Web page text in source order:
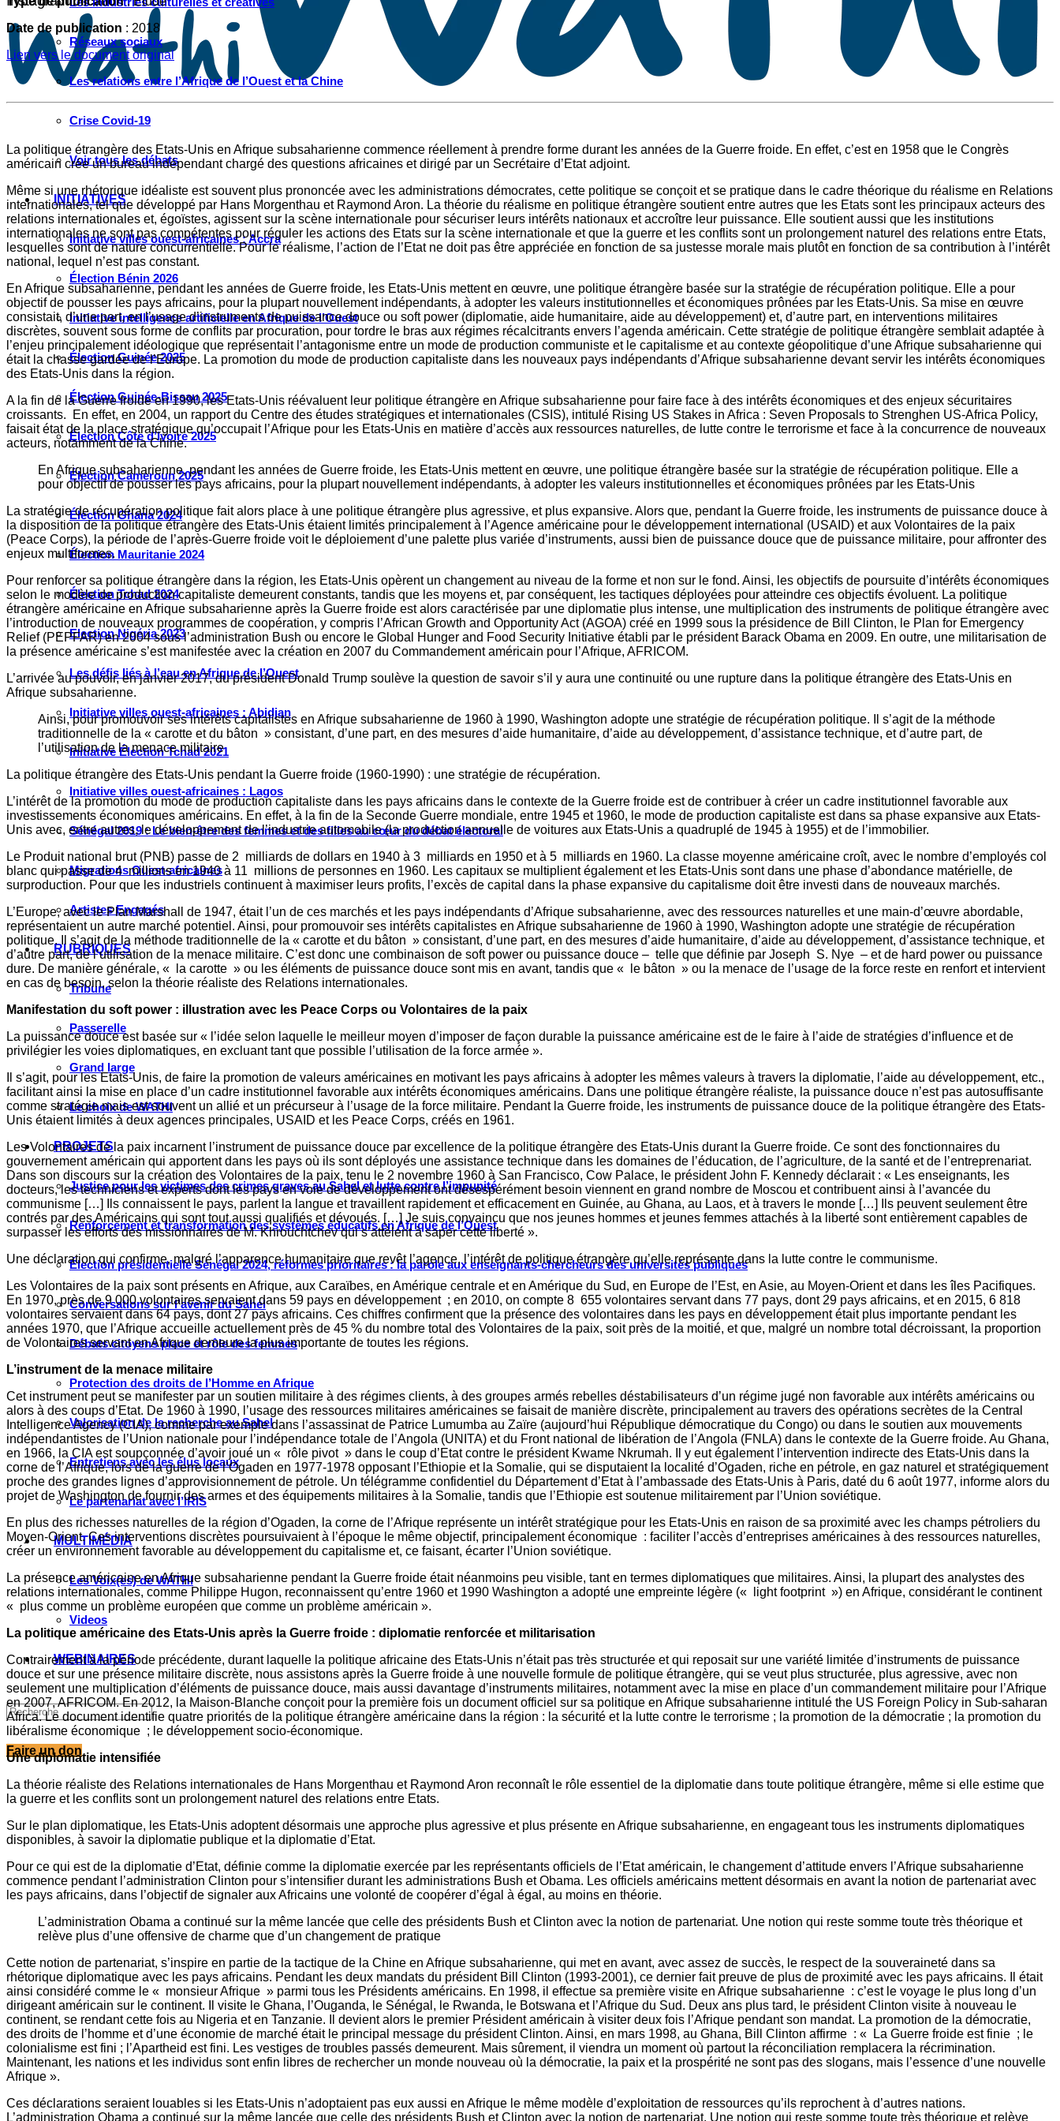
Réseaux sociaux
Les relations entre l’Afrique de l’Ouest et la Chine
Crise Covid-19
Voir tous les débats
INITIATIVES
Initiative villes ouest-africaines : Accra
Élection Bénin 2026
Initiative intelligence artificielle en Afrique de l’Ouest
Élection Guinée 2025
Élection Guinée-Bissau 2025
Élection Côte d’Ivoire 2025
Élection Cameroun 2025
Élection Ghana 2024
Élection Mauritanie 2024
Élection Tchad 2024
Election Nigéria 2023
Les défis liés à l’eau en Afrique de l’Ouest
Initiative villes ouest-africaines : Abidjan
Initiative Élection Tchad 2021
Initiative villes ouest-africaines : Lagos
Sénégal 2019 : Le bien-être des femmes et des filles au cœur du débat électoral
Migrations Ouest-africaines
Artistes Engagés
RUBRIQUES
Tribune
Passerelle
Grand large
Le choix de WATHI
PROJETS
Justice pour les victimes des crimes graves au Sahel et lutte contre l’impunité
Renforcement et transformation des systèmes éducatifs en Afrique de l’Ouest
Élection présidentielle Sénégal 2024, réformes prioritaires : la parole aux enseignants-chercheurs des universités publiques
Conversations sur l’avenir du Sahel
Débats citoyens place et rôle des femmes
Protection des droits de l’Homme en Afrique
Valorisation de la recherche au Sahel
Entretiens avec les élus locaux
Le partenariat avec l’IRIS
MULTIMÉDIA
Les Voix(es) de WATHI
Videos
WEBINAIRES
Faire un don
Date de publication : 2018
Lien vers le document original
La politique étrangère des Etats-Unis en Afrique subsaharienne commence réellement à prendre forme durant les années de la Guerre froide. En effet, c’est en 1958 que le Congrès
américain crée un bureau indépendant chargé des questions africaines et dirigé par un Secrétaire d’Etat adjoint.
Même si une rhétorique idéaliste est souvent plus prononcée avec les administrations démocrates, cette politique se conçoit et se pratique dans le cadre théorique du réalisme en Relations
internationales, tel que développé par Hans Morgenthau et Raymond Aron. La théorie du réalisme en politique étrangère soutient entre autres que les Etats sont les principaux acteurs des
relations internationales et, égoïstes, agissent sur la scène internationale pour sécuriser leurs intérêts nationaux et accroître leur puissance. Elle soutient aussi que les institutions
internationales ne sont pas compétentes pour réguler les actions des Etats sur la scène internationale et que la guerre et les conflits sont un prolongement naturel des relations entre Etats,
lesquelles sont de nature concurrentielle. Pour le réalisme, l’action de l’Etat ne doit pas être appréciée en fonction de sa justesse morale mais plutôt en fonction de sa contribution à l’intérêt
national, lequel n’est pas constant.
En Afrique subsaharienne, pendant les années de Guerre froide, les Etats-Unis mettent en œuvre, une politique étrangère basée sur la stratégie de récupération politique. Elle a pour
objectif de pousser les pays africains, pour la plupart nouvellement indépendants, à adopter les valeurs institutionnelles et économiques prônées par les Etats-Unis. Sa mise en œuvre
consistait, d’une part, en l’usage d’instruments de puissance douce ou soft power (diplomatie, aide humanitaire, aide au développement) et, d’autre part, en interventions militaires
discrètes, souvent sous forme de conflits par procuration, pour tordre le bras aux régimes récalcitrants envers l’agenda américain. Cette stratégie de politique étrangère semblait adaptée à
l’enjeu principalement idéologique que représentait l’antagonisme entre un mode de production communiste et le capitalisme et au contexte géopolitique d’une Afrique subsaharienne qui
était la chasse gardée de l’Europe. La promotion du mode de production capitaliste dans les nouveaux pays indépendants d’Afrique subsaharienne devant servir les intérêts économiques
des Etats-Unis dans la région.
A la fin de la Guerre froide en 1990, les Etats-Unis réévaluent leur politique étrangère en Afrique subsaharienne pour faire face à des intérêts économiques et des enjeux sécuritaires
croissants. En effet, en 2004, un rapport du Centre des études stratégiques et internationales (CSIS), intitulé Rising US Stakes in Africa : Seven Proposals to Strenghen US-Africa Policy,
faisait état de la place stratégique qu’occupait l’Afrique pour les Etats-Unis en matière d’accès aux ressources naturelles, de lutte contre le terrorisme et face à la concurrence de nouveaux
acteurs, notamment de la Chine.
En Afrique subsaharienne, pendant les années de Guerre froide, les Etats-Unis mettent en œuvre, une politique étrangère basée sur la stratégie de récupération politique. Elle a
pour objectif de pousser les pays africains, pour la plupart nouvellement indépendants, à adopter les valeurs institutionnelles et économiques prônées par les Etats-Unis
La stratégie de récupération politique fait alors place à une politique étrangère plus agressive, et plus expansive. Alors que, pendant la Guerre froide, les instruments de puissance douce à
la disposition de la politique étrangère des Etats-Unis étaient limités principalement à l’Agence américaine pour le développement international (USAID) et aux Volontaires de la paix
(Peace Corps), la période de l’après-Guerre froide voit le déploiement d’une palette plus variée d’instruments, aussi bien de puissance douce que de puissance militaire, pour affronter des
enjeux multiformes.
Pour renforcer sa politique étrangère dans la région, les Etats-Unis opèrent un changement au niveau de la forme et non sur le fond. Ainsi, les objectifs de poursuite d’intérêts économiques
selon le modèle de production capitaliste demeurent constants, tandis que les moyens et, par conséquent, les tactiques déployées pour atteindre ces objectifs évoluent. La politique
étrangère américaine en Afrique subsaharienne après la Guerre froide est alors caractérisée par une diplomatie plus intense, une multiplication des instruments de politique étrangère avec
l’introduction de nouveaux programmes de coopération, y compris l’African Growth and Opportunity Act (AGOA) créé en 1999 sous la présidence de Bill Clinton, le Plan for Emergency
Relief (PEPFAR) en 2004 sous l’administration Bush ou encore le Global Hunger and Food Security Initiative établi par le président Barack Obama en 2009. En outre, une militarisation de
la présence américaine s’est manifestée avec la création en 2007 du Commandement américain pour l’Afrique, AFRICOM.
L’arrivée au pouvoir, en janvier 2017, du président Donald Trump soulève la question de savoir s’il y aura une continuité ou une rupture dans la politique étrangère des Etats-Unis en
Afrique subsaharienne.
Ainsi, pour promouvoir ses intérêts capitalistes en Afrique subsaharienne de 1960 à 1990, Washington adopte une stratégie de récupération politique. Il s’agit de la méthode
traditionnelle de la « carotte et du bâton » consistant, d’une part, en des mesures d’aide humanitaire, d’aide au développement, d’assistance technique, et d’autre part, de
l’utilisation de la menace militaire
La politique étrangère des Etats-Unis pendant la Guerre froide (1960-1990) : une stratégie de récupération.
L’intérêt de la promotion du mode de production capitaliste dans les pays africains dans le contexte de la Guerre froide est de contribuer à créer un cadre institutionnel favorable aux
investissements économiques américains. En effet, à la fin de la Seconde Guerre mondiale, entre 1945 et 1960, le mode de production capitaliste est dans sa phase expansive aux Etats-
Unis avec, entre autres, le développement de l’industrie automobile (la production annuelle de voitures aux Etats-Unis a quadruplé de 1945 à 1955) et de l’immobilier.
Le Produit national brut (PNB) passe de 2 milliards de dollars en 1940 à 3 milliards en 1950 et à 5 milliards en 1960. La classe moyenne américaine croît, avec le nombre d’employés col
blanc qui passe de 4 millions en 1940 à 11 millions de personnes en 1960. Les capitaux se multiplient également et les Etats-Unis sont dans une phase d’abondance matérielle, de
surproduction. Pour que les industriels continuent à maximiser leurs profits, l’excès de capital dans la phase expansive du capitalisme doit être investi dans de nouveaux marchés.
L’Europe, avec le Plan Marshall de 1947, était l’un de ces marchés et les pays indépendants d’Afrique subsaharienne, avec des ressources naturelles et une main-d’œuvre abordable,
représentaient un autre marché potentiel. Ainsi, pour promouvoir ses intérêts capitalistes en Afrique subsaharienne de 1960 à 1990, Washington adopte une stratégie de récupération
politique. Il s’agit de la méthode traditionnelle de la « carotte et du bâton » consistant, d’une part, en des mesures d’aide humanitaire, d’aide au développement, d’assistance technique, et
d’autre part, de l’utilisation de la menace militaire. C’est donc une combinaison de soft power ou puissance douce – telle que définie par Joseph S. Nye – et de hard power ou puissance
dure. De manière générale, « la carotte » ou les éléments de puissance douce sont mis en avant, tandis que « le bâton » ou la menace de l’usage de la force reste en renfort et intervient
en cas de besoin, selon la théorie réaliste des Relations internationales.
Manifestation du soft power : illustration avec les Peace Corps ou Volontaires de la paix
La puissance douce est basée sur « l’idée selon laquelle le meilleur moyen d’imposer de façon durable la puissance américaine est de le faire à l’aide de stratégies d’influence et de
privilégier les voies diplomatiques, en excluant tant que possible l’utilisation de la force armée ».
Il s’agit, pour les Etats-Unis, de faire la promotion de valeurs américaines en motivant les pays africains à adopter les mêmes valeurs à travers la diplomatie, l’aide au développement, etc.,
facilitant ainsi la mise en place d’un cadre institutionnel favorable aux intérêts économiques américains. Dans une politique étrangère réaliste, la puissance douce n’est pas autosuffisante
comme stratégie mais est souvent un allié et un précurseur à l’usage de la force militaire. Pendant la Guerre froide, les instruments de puissance douce de la politique étrangère des Etats-
Unis étaient limités à deux agences principales, USAID et les Peace Corps, créés en 1961.
Les Volontaires de la paix incarnent l’instrument de puissance douce par excellence de la politique étrangère des Etats-Unis durant la Guerre froide. Ce sont des fonctionnaires du
gouvernement américain qui apportent dans les pays où ils sont déployés une assistance technique dans les domaines de l’éducation, de l’agriculture, de la santé et de l’entreprenariat.
Dans son discours sur la création des Volontaires de la paix, tenu le 2 novembre 1960 à San Francisco, Cow Palace, le président John F. Kennedy déclarait : « Les enseignants, les
docteurs, les techniciens et experts dont les pays en voie de développement ont désespérément besoin viennent en grand nombre de Moscou et contribuent ainsi à l’avancée du
communisme […] Ils connaissent le pays, parlent la langue et travaillent rapidement et efficacement en Guinée, au Ghana, au Laos, et à travers le monde […] Ils peuvent seulement être
contrés par des Américains qui sont tout aussi qualifiés et dévoués. […] Je suis convaincu que nos jeunes hommes et jeunes femmes attachés à la liberté sont entièrement capables de
surpasser les efforts des missionnaires de M. Khrouchtchev qui s’attèlent à saper cette liberté ».
Une déclaration qui confirme, malgré l’apparence humanitaire que revêt l’agence, l’intérêt de politique étrangère qu’elle représente dans la lutte contre le communisme.
Les Volontaires de la paix sont présents en Afrique, aux Caraïbes, en Amérique centrale et en Amérique du Sud, en Europe de l’Est, en Asie, au Moyen-Orient et dans les îles Pacifiques.
En 1970, près de 9 000 volontaires servaient dans 59 pays en développement ; en 2010, on compte 8 655 volontaires servant dans 77 pays, dont 29 pays africains, et en 2015, 6 818
volontaires servaient dans 64 pays, dont 27 pays africains. Ces chiffres confirment que la présence des volontaires dans les pays en développement était plus importante pendant les
années 1970, que l’Afrique accueille actuellement près de 45 % du nombre total des Volontaires de la paix, soit près de la moitié, et que, malgré un nombre total décroissant, la proportion
de Volontaires servant en Afrique demeure la plus importante de toutes les régions.
L’instrument de la menace militaire
Cet instrument peut se manifester par un soutien militaire à des régimes clients, à des groupes armés rebelles déstabilisateurs d’un régime jugé non favorable aux intérêts américains ou
alors à des coups d’Etat. De 1960 à 1990, l’usage des ressources militaires américaines se faisait de manière discrète, principalement au travers des opérations secrètes de la Central
Intelligence Agency (CIA), comme par exemple dans l’assassinat de Patrice Lumumba au Zaïre (aujourd’hui République démocratique du Congo) ou dans le soutien aux mouvements
indépendantistes de l’Union nationale pour l’indépendance totale de l’Angola (UNITA) et du Front national de libération de l’Angola (FNLA) dans le contexte de la Guerre froide. Au Ghana,
en 1966, la CIA est soupçonnée d’avoir joué un « rôle pivot » dans le coup d’Etat contre le président Kwame Nkrumah. Il y eut également l’intervention indirecte des Etats-Unis dans la
corne de l’Afrique, lors de la guerre de l’Ogaden en 1977-1978 opposant l’Ethiopie et la Somalie, qui se disputaient la localité d’Ogaden, riche en pétrole, en gaz naturel et stratégiquement
proche des grandes lignes d’approvisionnement de pétrole. Un télégramme confidentiel du Département d’Etat à l’ambassade des Etats-Unis à Paris, daté du 6 août 1977, informe alors du
projet de Washington de fournir des armes et des équipements militaires à la Somalie, tandis que l’Ethiopie est soutenue militairement par l’Union soviétique.
En plus des richesses naturelles de la région d’Ogaden, la corne de l’Afrique représente un intérêt stratégique pour les Etats-Unis en raison de sa proximité avec les champs pétroliers du
Moyen-Orient. Ces interventions discrètes poursuivaient à l’époque le même objectif, principalement économique : faciliter l’accès d’entreprises américaines à des ressources naturelles,
créer un environnement favorable au développement du capitalisme et, ce faisant, écarter l’Union soviétique.
La présence américaine en Afrique subsaharienne pendant la Guerre froide était néanmoins peu visible, tant en termes diplomatiques que militaires. Ainsi, la plupart des analystes des
relations internationales, comme Philippe Hugon, reconnaissent qu’entre 1960 et 1990 Washington a adopté une empreinte légère (« light footprint ») en Afrique, considérant le continent
« plus comme un problème européen que comme un problème américain ».
La politique américaine des Etats-Unis après la Guerre froide : diplomatie renforcée et militarisation
Contrairement à la période précédente, durant laquelle la politique africaine des Etats-Unis n’était pas très structurée et qui reposait sur une variété limitée d’instruments de puissance
douce et sur une présence militaire discrète, nous assistons après la Guerre froide à une nouvelle formule de politique étrangère, qui se veut plus structurée, plus agressive, avec non
seulement une multiplication d’éléments de puissance douce, mais aussi davantage d’instruments militaires, notamment avec la mise en place d’un commandement militaire pour l’Afrique
en 2007, AFRICOM. En 2012, la Maison-Blanche conçoit pour la première fois un document officiel sur sa politique en Afrique subsaharienne intitulé the US Foreign Policy in Sub-saharan
Africa. Le document identifie quatre priorités de la politique étrangère américaine dans la région : la sécurité et la lutte contre le terrorisme ; la promotion de la démocratie ; la promotion du
libéralisme économique ; le développement socio-économique.
Une diplomatie intensifiée
La théorie réaliste des Relations internationales de Hans Morgenthau et Raymond Aron reconnaît le rôle essentiel de la diplomatie dans toute politique étrangère, même si elle estime que
la guerre et les conflits sont un prolongement naturel des relations entre Etats.
Sur le plan diplomatique, les Etats-Unis adoptent désormais une approche plus agressive et plus présente en Afrique subsaharienne, en engageant tous les instruments diplomatiques
disponibles, à savoir la diplomatie publique et la diplomatie d’Etat.
Pour ce qui est de la diplomatie d’Etat, définie comme la diplomatie exercée par les représentants officiels de l’Etat américain, le changement d’attitude envers l’Afrique subsaharienne
commence pendant l’administration Clinton pour s’intensifier durant les administrations Bush et Obama. Les officiels américains mettent désormais en avant la notion de partenariat avec
les pays africains, dans l’objectif de signaler aux Africains une volonté de coopérer d’égal à égal, au moins en théorie.
L’administration Obama a continué sur la même lancée que celle des présidents Bush et Clinton avec la notion de partenariat. Une notion qui reste somme toute très théorique et
relève plus d’une offensive de charme que d’un changement de pratique
Cette notion de partenariat, s’inspire en partie de la tactique de la Chine en Afrique subsaharienne, qui met en avant, avec assez de succès, le respect de la souveraineté dans sa
rhétorique diplomatique avec les pays africains. Pendant les deux mandats du président Bill Clinton (1993-2001), ce dernier fait preuve de plus de proximité avec les pays africains. Il était
ainsi considéré comme le « monsieur Afrique » parmi tous les Présidents américains. En 1998, il effectue sa première visite en Afrique subsaharienne : c’est le voyage le plus long d’un
dirigeant américain sur le continent. Il visite le Ghana, l’Ouganda, le Sénégal, le Rwanda, le Botswana et l’Afrique du Sud. Deux ans plus tard, le président Clinton visite à nouveau le
continent, se rendant cette fois au Nigeria et en Tanzanie. Il devient alors le premier Président américain à visiter deux fois l’Afrique pendant son mandat. La promotion de la démocratie,
des droits de l’homme et d’une économie de marché était le principal message du président Clinton. Ainsi, en mars 1998, au Ghana, Bill Clinton affirme : « La Guerre froide est finie ; le
colonialisme est fini ; l’Apartheid est fini. Les vestiges de troubles passés demeurent. Mais sûrement, il viendra un moment où partout la réconciliation remplacera la récrimination.
Maintenant, les nations et les individus sont enfin libres de rechercher un monde nouveau où la démocratie, la paix et la prospérité ne sont pas des slogans, mais l’essence d’une nouvelle
Afrique ».
Ces déclarations seraient louables si les Etats-Unis n’adoptaient pas eux aussi en Afrique le même modèle d’exploitation de ressources qu’ils reprochent à d’autres nations.
L’administration Obama a continué sur la même lancée que celle des présidents Bush et Clinton avec la notion de partenariat. Une notion qui reste somme toute très théorique et relève